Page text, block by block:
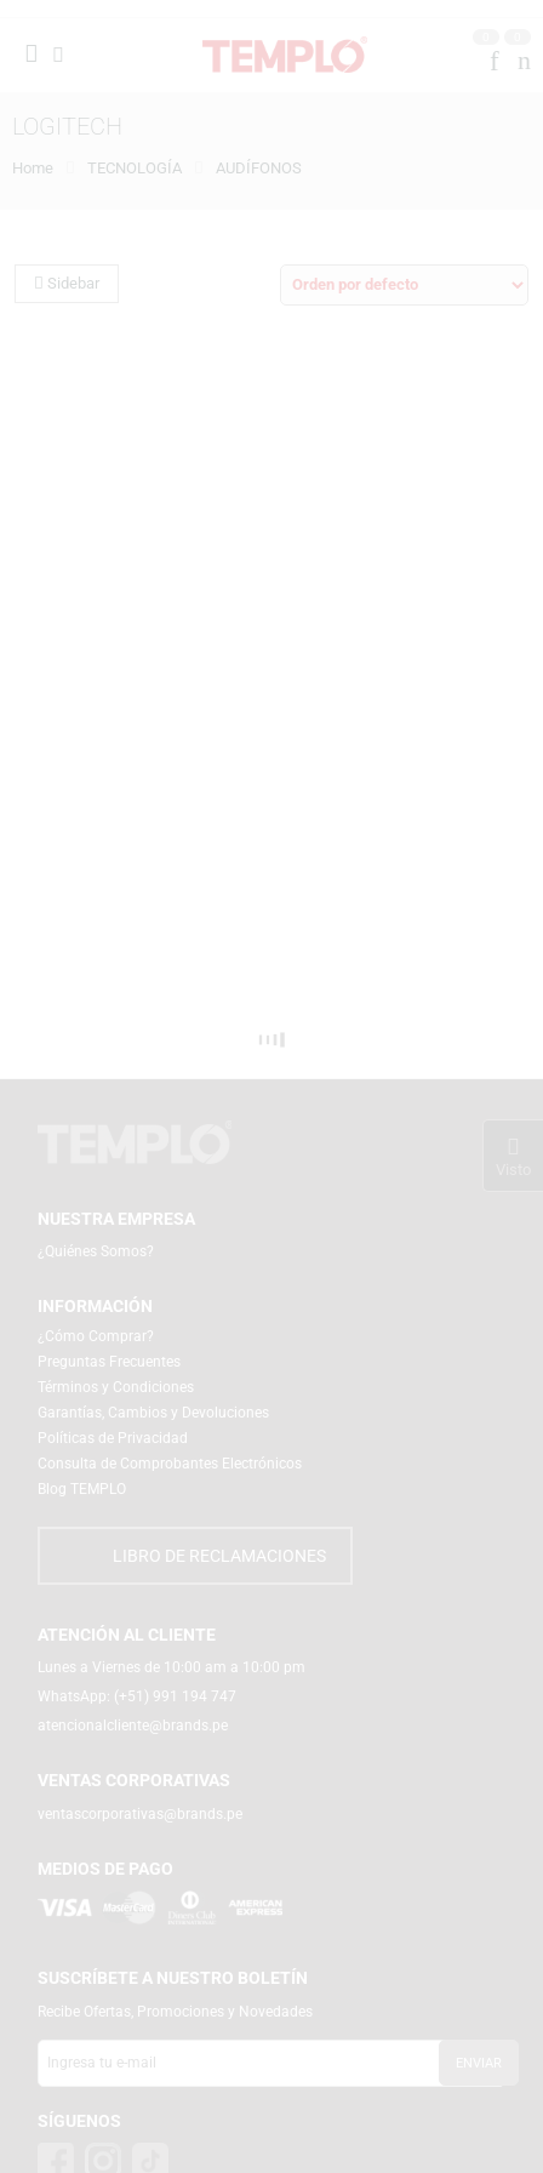
LOGITECH
Home TECNOLOGÍA AUDÍFONOS
Sidebar
NUESTRA EMPRESA
¿Quiénes Somos?
INFORMACIÓN
¿Cómo Comprar?
Preguntas Frecuentes
Términos y Condiciones
Garantías, Cambios y Devoluciones
Políticas de Privacidad
Consulta de Comprobantes Electrónicos
Blog TEMPLO
LIBRO DE RECLAMACIONES
ATENCIÓN AL CLIENTE
Lunes a Viernes de 10:00 am a 10:00 pm
WhatsApp: (+51) 991 194 747
atencionalcliente@brands.pe
VENTAS CORPORATIVAS
ventascorporativas@brands.pe
MEDIOS DE PAGO
SUSCRÍBETE A NUESTRO BOLETÍN
Recibe Ofertas, Promociones y Novedades
SÍGUENOS